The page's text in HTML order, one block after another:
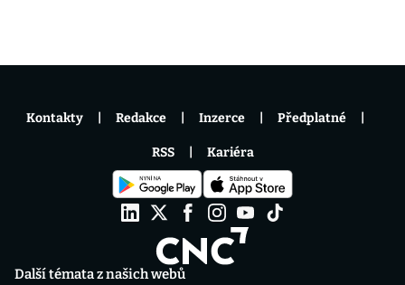
Další témata z našich webů
Kontakty Redakce Inzerce Předplatné
RSS Kariéra